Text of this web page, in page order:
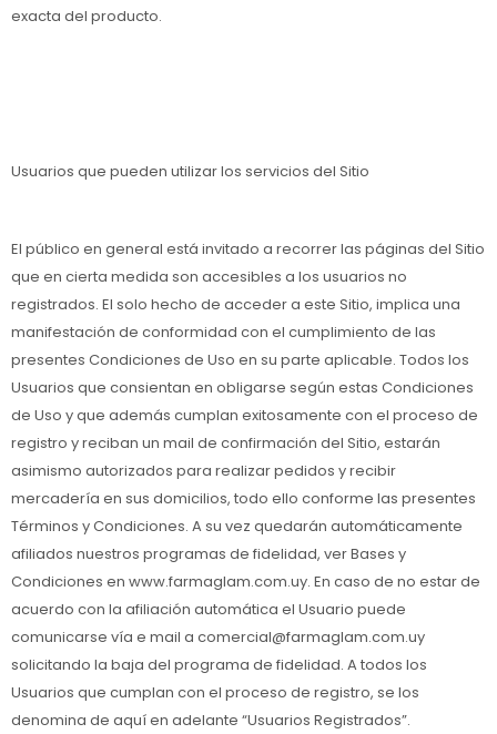
exacta del producto.
Usuarios que pueden utilizar los servicios del Sitio
El público en general está invitado a recorrer las páginas del Sitio
que en cierta medida son accesibles a los usuarios no
registrados. El solo hecho de acceder a este Sitio, implica una
manifestación de conformidad con el cumplimiento de las
presentes Condiciones de Uso en su parte aplicable. Todos los
Usuarios que consientan en obligarse según estas Condiciones
de Uso y que además cumplan exitosamente con el proceso de
registro y reciban un mail de confirmación del Sitio, estarán
asimismo autorizados para realizar pedidos y recibir
mercadería en sus domicilios, todo ello conforme las presentes
Términos y Condiciones. A su vez quedarán automáticamente
afiliados nuestros programas de fidelidad, ver Bases y
Condiciones en www.farmaglam.com.uy. En caso de no estar de
acuerdo con la afiliación automática el Usuario puede
comunicarse vía e mail a comercial@farmaglam.com.uy
solicitando la baja del programa de fidelidad. A todos los
Usuarios que cumplan con el proceso de registro, se los
denomina de aquí en adelante “Usuarios Registrados”.